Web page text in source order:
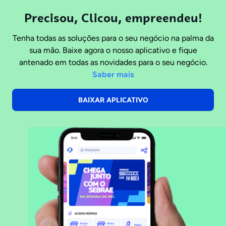
Precisou, Clicou, empreendeu!
Tenha todas as soluções para o seu negócio na palma da
sua mão. Baixe agora o nosso aplicativo e fique
antenado em todas as novidades para o seu negócio.
Saber mais
BAIXAR APLICATIVO